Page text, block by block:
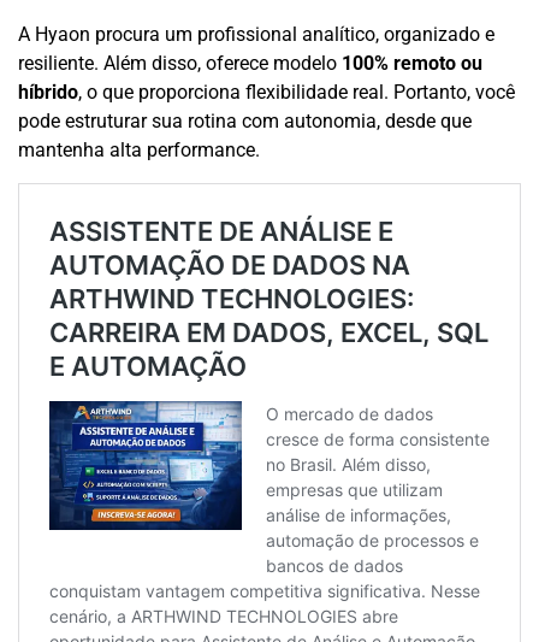
A Hyaon procura um profissional analítico, organizado e
resiliente. Além disso, oferece modelo 100% remoto ou
híbrido, o que proporciona flexibilidade real. Portanto, você
pode estruturar sua rotina com autonomia, desde que
mantenha alta performance.